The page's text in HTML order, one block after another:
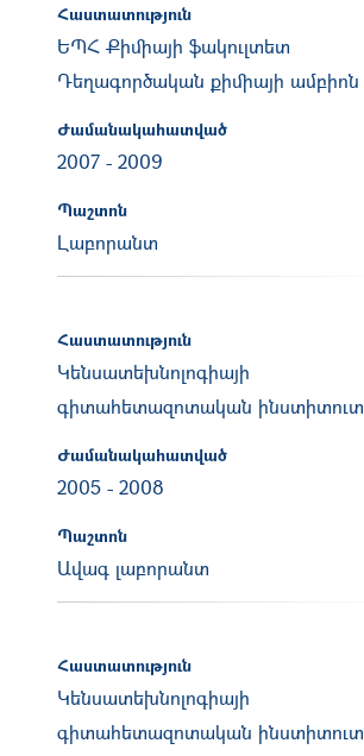
Հաստատություն
ԵՊՀ Քիմիայի ֆակուլտետ
Դեղագործական քիմիայի ամբիոն
Ժամանակահատված
2007 - 2009
Պաշտոն
Լաբորանտ
Հաստատություն
Կենսատեխնոլոգիայի
գիտահետազոտական ինստիտուտ
Ժամանակահատված
2005 - 2008
Պաշտոն
Ավագ լաբորանտ
Հաստատություն
Կենսատեխնոլոգիայի
գիտահետազոտական ինստիտուտ